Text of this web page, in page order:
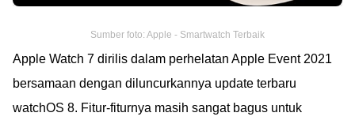
Sumber foto: Apple - Smartwatch Terbaik
Apple Watch 7 dirilis dalam perhelatan Apple Event 2021
bersamaan dengan diluncurkannya update terbaru
watchOS 8. Fitur-fiturnya masih sangat bagus untuk